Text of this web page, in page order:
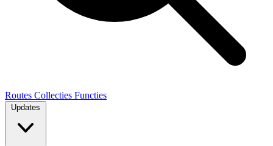
Routes Collecties Functies
Updates